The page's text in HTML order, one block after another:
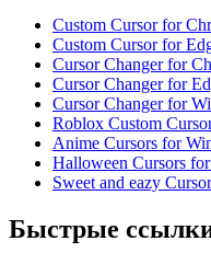
Custom Cursor for
Custom Cursor for
Cursor Changer for
Cursor Changer for
Cursor Changer for
Roblox Custom
Anime Cursors for
Halloween Cursors
Sweet and eazy
Быстрые